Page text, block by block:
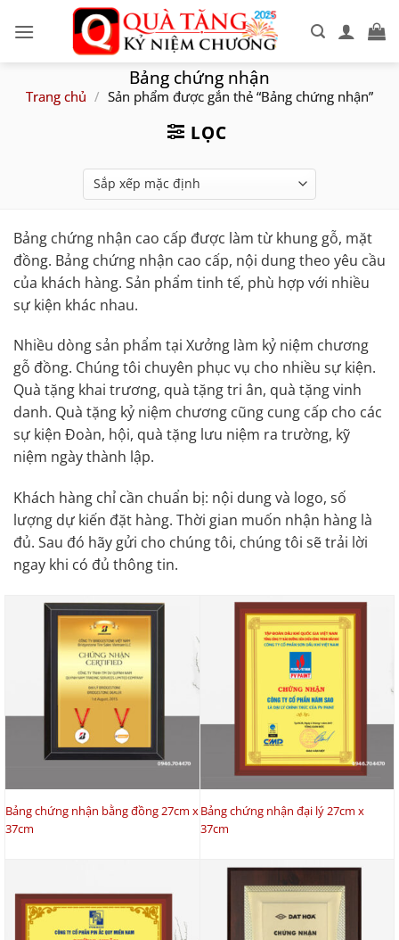
Bảng chứng nhận
Trang chủ / Sản phẩm được gắn thẻ “Bảng chứng nhận”
LỌC
Bảng chứng nhận cao cấp được làm từ khung gỗ, mặt
đồng. Bảng chứng nhận cao cấp, nội dung theo yêu cầu
của khách hàng. Sản phẩm tinh tế, phù hợp với nhiều
sự kiện khác nhau.
Nhiều dòng sản phẩm tại Xưởng làm kỷ niệm chương
gỗ đồng. Chúng tôi chuyên phục vụ cho nhiều sự kiện.
Quà tặng khai trương, quà tặng tri ân, quà tặng vinh
danh. Quà tặng kỷ niệm chương cũng cung cấp cho các
sự kiện Đoàn, hội, quà tặng lưu niệm ra trường, kỹ
niệm ngày thành lập.
Khách hàng chỉ cần chuẩn bị: nội dung và logo, số
lượng dự kiến đặt hàng. Thời gian muốn nhận hàng là
đủ. Sau đó hãy gửi cho chúng tôi, chúng tôi sẽ trải lời
ngay khi có đủ thông tin.
Bảng chứng nhận bằng đồng 27cm x
37cm
Bảng chứng nhận đại lý 27cm x
37cm